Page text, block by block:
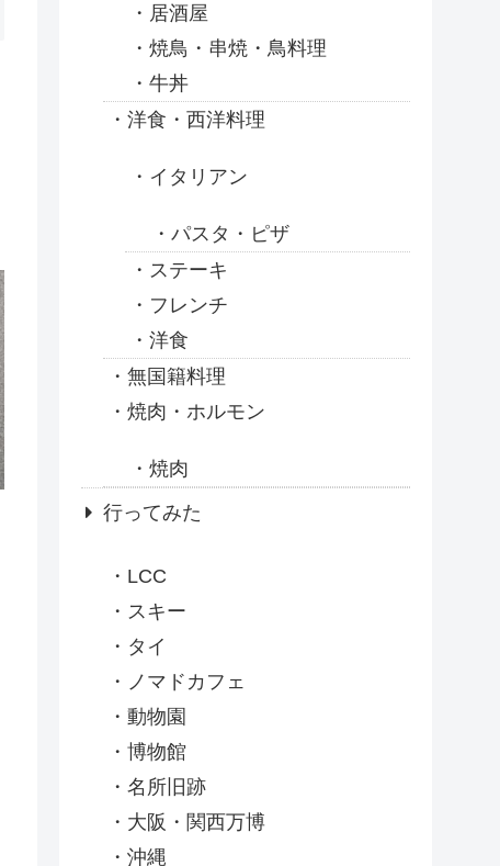
居酒屋
焼鳥・串焼・鳥料理
牛丼
洋食・西洋料理
イタリアン
パスタ・ピザ
ステーキ
フレンチ
洋食
無国籍料理
焼肉・ホルモン
焼肉
行ってみた
LCC
スキー
タイ
ノマドカフェ
動物園
博物館
名所旧跡
大阪・関西万博
沖縄